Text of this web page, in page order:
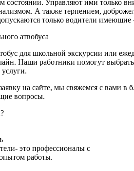
состоянии. Управляют ими только
А также терпением,
только водители
атвобуса
для школьной экскурсии или
Наши работники помогут
на сайте, мы свяжемся с вами в
вопросы.
это профессионалы с
работы.